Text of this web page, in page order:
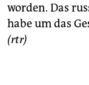
worden. Das
habe um das
(rtr)